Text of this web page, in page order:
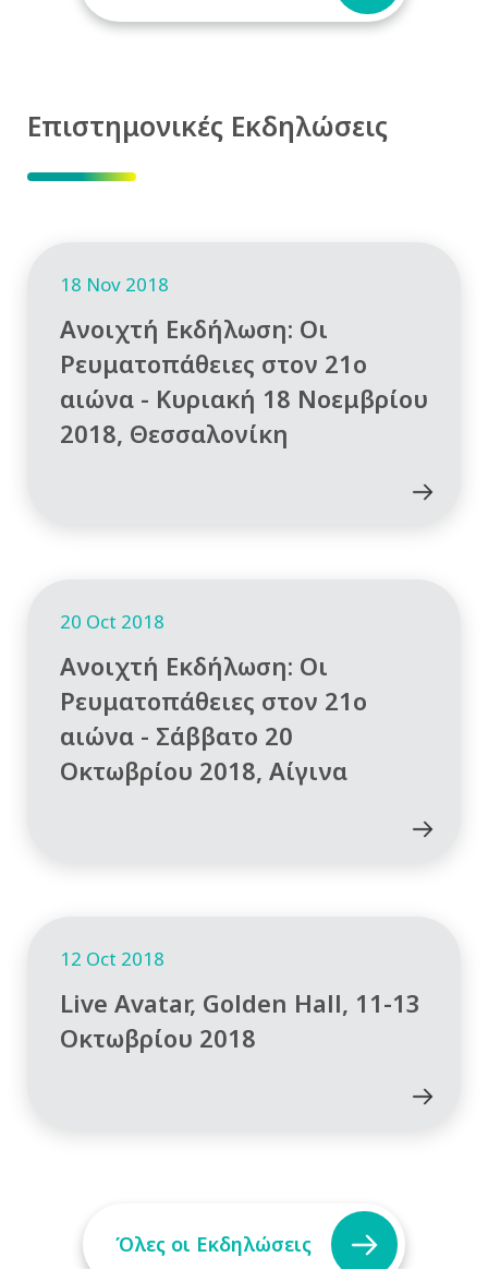
Επιστημονικές Εκδηλώσεις
18 Nov 2018
Ανοιχτή Εκδήλωση: Οι
Ρευματοπάθειες στον 21ο
αιώνα - Κυριακή 18 Νοεμβρίου
2018, Θεσσαλονίκη
20 Oct 2018
Ανοιχτή Εκδήλωση: Οι
Ρευματοπάθειες στον 21ο
αιώνα - Σάββατο 20
Οκτωβρίου 2018, Αίγινα
12 Oct 2018
Live Avatar, Golden Hall, 11-13
Οκτωβρίου 2018
Όλες οι Εκδηλώσεις